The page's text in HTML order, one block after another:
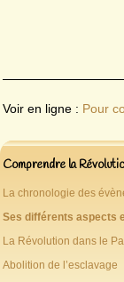
Voir en ligne : Pour
Comprendre la
La chronologie des
Ses différents aspects
La Révolution dans le
Abolition de l’esclavage